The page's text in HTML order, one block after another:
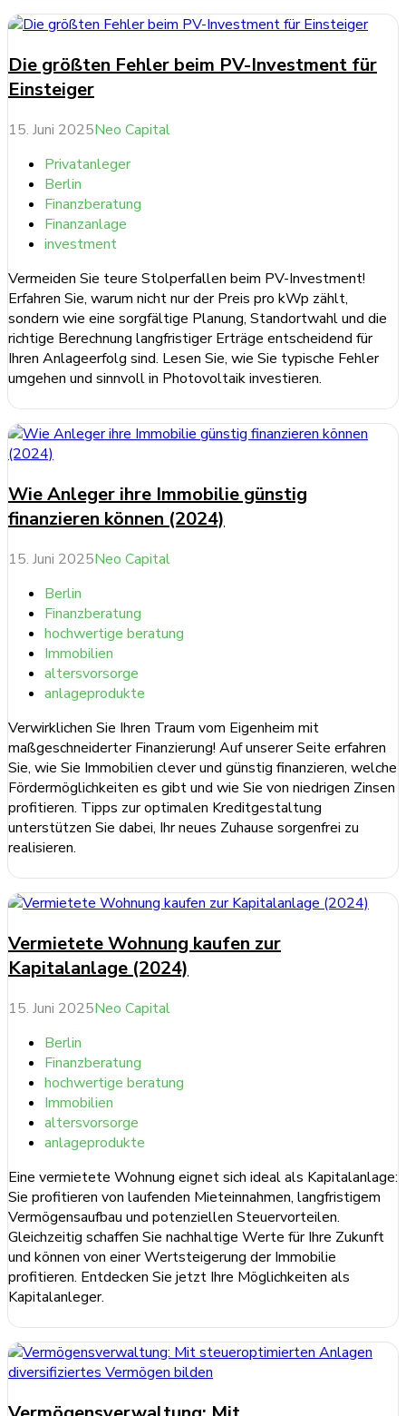
Die größten Fehler beim PV-Investment für
Einsteiger
15. Juni 2025Neo Capital
Privatanleger
Berlin
Finanzberatung
Finanzanlage
investment
Vermeiden Sie teure Stolperfallen beim PV-Investment!
Erfahren Sie, warum nicht nur der Preis pro kWp zählt,
sondern wie eine sorgfältige Planung, Standortwahl und die
richtige Berechnung langfristiger Erträge entscheidend für
Ihren Anlageerfolg sind. Lesen Sie, wie Sie typische Fehler
umgehen und sinnvoll in Photovoltaik investieren.
weiterlesen ...
Wie Anleger ihre Immobilie günstig
finanzieren können (2024)
15. Juni 2025Neo Capital
Berlin
Finanzberatung
hochwertige beratung
Immobilien
altersvorsorge
anlageprodukte
Verwirklichen Sie Ihren Traum vom Eigenheim mit
maßgeschneiderter Finanzierung! Auf unserer Seite erfahren
Sie, wie Sie Immobilien clever und günstig finanzieren, welche
Fördermöglichkeiten es gibt und wie Sie von niedrigen Zinsen
profitieren. Tipps zur optimalen Kreditgestaltung
unterstützen Sie dabei, Ihr neues Zuhause sorgenfrei zu
realisieren.
weiterlesen ...
Vermietete Wohnung kaufen zur
Kapitalanlage (2024)
15. Juni 2025Neo Capital
Berlin
Finanzberatung
hochwertige beratung
Immobilien
altersvorsorge
anlageprodukte
Eine vermietete Wohnung eignet sich ideal als Kapitalanlage:
Sie profitieren von laufenden Mieteinnahmen, langfristigem
Vermögensaufbau und potenziellen Steuervorteilen.
Gleichzeitig schaffen Sie nachhaltige Werte für Ihre Zukunft
und können von einer Wertsteigerung der Immobilie
profitieren. Entdecken Sie jetzt Ihre Möglichkeiten als
Kapitalanleger.
weiterlesen ...